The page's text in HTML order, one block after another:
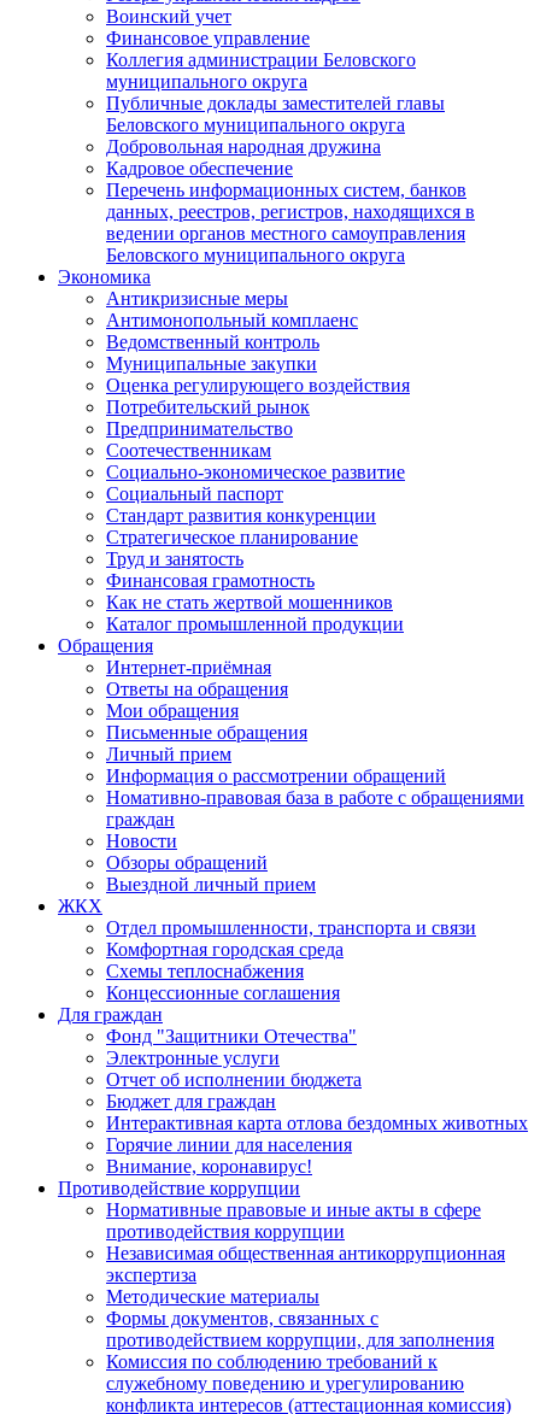
Воинский учет
Финансовое управление
Коллегия администрации Беловского
муниципального округа
Публичные доклады заместителей главы
Беловского муниципального округа
Добровольная народная дружина
Кадровое обеспечение
Перечень информационных систем, банков
данных, реестров, регистров, находящихся в
ведении органов местного самоуправления
Беловского муниципального округа
Экономика
Антикризисные меры
Антимонопольный комплаенс
Ведомственный контроль
Муниципальные закупки
Оценка регулирующего воздействия
Потребительский рынок
Предпринимательство
Соотечественникам
Социально-экономическое развитие
Социальный паспорт
Стандарт развития конкуренции
Стратегическое планирование
Труд и занятость
Финансовая грамотность
Как не стать жертвой мошенников
Каталог промышленной продукции
Обращения
Интернет-приёмная
Ответы на обращения
Мои обращения
Письменные обращения
Личный прием
Информация о рассмотрении обращений
Номативно-правовая база в работе с обращениями
граждан
Новости
Обзоры обращений
Выездной личный прием
ЖКХ
Отдел промышленности, транспорта и связи
Комфортная городская среда
Схемы теплоснабжения
Концессионные соглашения
Для граждан
Фонд "Защитники Отечества"
Электронные услуги
Отчет об исполнении бюджета
Бюджет для граждан
Интерактивная карта отлова бездомных животных
Горячие линии для населения
Внимание, коронавирус!
Противодействие коррупции
Нормативные правовые и иные акты в сфере
противодействия коррупции
Независимая общественная антикоррупционная
экспертиза
Методические материалы
Формы документов, связанных с
противодействием коррупции, для заполнения
Комиссия по соблюдению требований к
служебному поведению и урегулированию
конфликта интересов (аттестационная комиссия)